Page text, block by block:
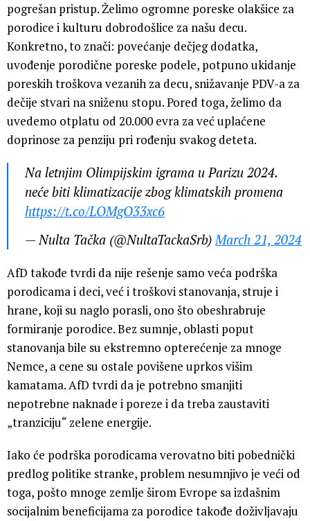
pogrešan pristup. Želimo ogromne poreske olakšice za
porodice i kulturu dobrodošlice za našu decu.
Konkretno, to znači: povećanje dečjeg dodatka,
uvođenje porodične poreske podele, potpuno ukidanje
poreskih troškova vezanih za decu, snižavanje PDV-a za
dečije stvari na sniženu stopu. Pored toga, želimo da
uvedemo otplatu od 20.000 evra za već uplaćene
doprinose za penziju pri rođenju svakog deteta.
Na letnjim Olimpijskim igrama u Parizu 2024.
neće biti klimatizacije zbog klimatskih promena
https://t.co/LOMgO33xc6
— Nulta Tačka (@NultaTackaSrb)March 21, 2024
AfD takođe tvrdi da nije rešenje samo veća podrška
porodicama i deci, već i troškovi stanovanja, struje i
hrane, koji su naglo porasli, ono što obeshrabruje
formiranje porodice. Bez sumnje, oblasti poput
stanovanja bile su ekstremno opterećenje za mnoge
Nemce, a cene su ostale povišene uprkos višim
kamatama. AfD tvrdi da je potrebno smanjiti
nepotrebne naknade i poreze i da treba zaustaviti
„tranziciju“ zelene energije.
Iako će podrška porodicama verovatno biti pobednički
predlog politike stranke, problem nesumnjivo je veći od
toga, pošto mnoge zemlje širom Evrope sa izdašnim
socijalnim beneficijama za porodice takođe doživljavaju